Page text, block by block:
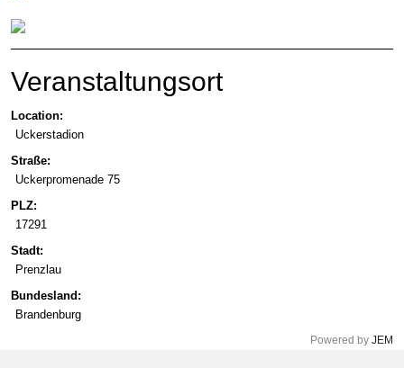
Veranstaltungsort
Location:
Uckerstadion
Straße:
Uckerpromenade 75
PLZ:
17291
Stadt:
Prenzlau
Bundesland:
Brandenburg
Powered by JEM